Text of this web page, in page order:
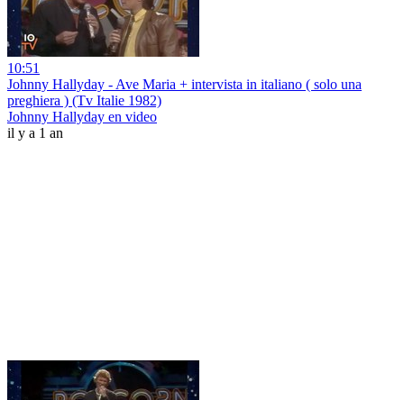
10:51
Johnny Hallyday - Ave Maria + intervista in italiano ( solo una
preghiera ) (Tv Italie 1982)
Johnny Hallyday en video
il y a 1 an